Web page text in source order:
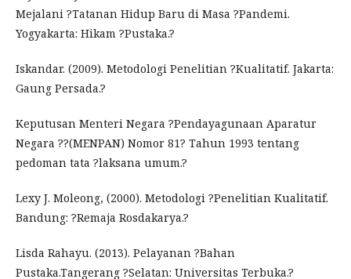
Mejalani ?Tatanan Hidup Baru di Masa ?Pandemi.
Yogyakarta: Hikam ?Pustaka.?
Iskandar. (2009). Metodologi Penelitian ?Kualitatif. Jakarta:
Gaung Persada.?
Keputusan Menteri Negara ?Pendayagunaan Aparatur
Negara ??(MENPAN) Nomor 81? Tahun 1993 tentang
pedoman tata ?laksana umum.?
Lexy J. Moleong, (2000). Metodologi ?Penelitian Kualitatif.
Bandung: ?Remaja Rosdakarya.?
Lisda Rahayu. (2013). Pelayanan ?Bahan
Pustaka.Tangerang ?Selatan: Universitas Terbuka.?